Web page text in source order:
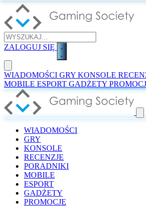
ZALOGUJ SIĘ
WIADOMOŚCI GRY KONSOLE
MOBILE ESPORT GADŻETY
WIADOMOŚCI
GRY
KONSOLE
RECENZJE
PORADNIKI
MOBILE
ESPORT
GADŻETY
PROMOCJE